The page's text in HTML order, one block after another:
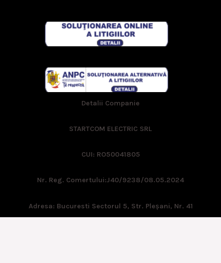
Detalii Companie
STARTCOM ELECTRIC SRL
CUI: RO50041805
Nr. Reg. Comertului:J40/9238/08.05.2024
Adresa: Bucuresti Sectorul 5, Str. Pleşani, Nr. 41